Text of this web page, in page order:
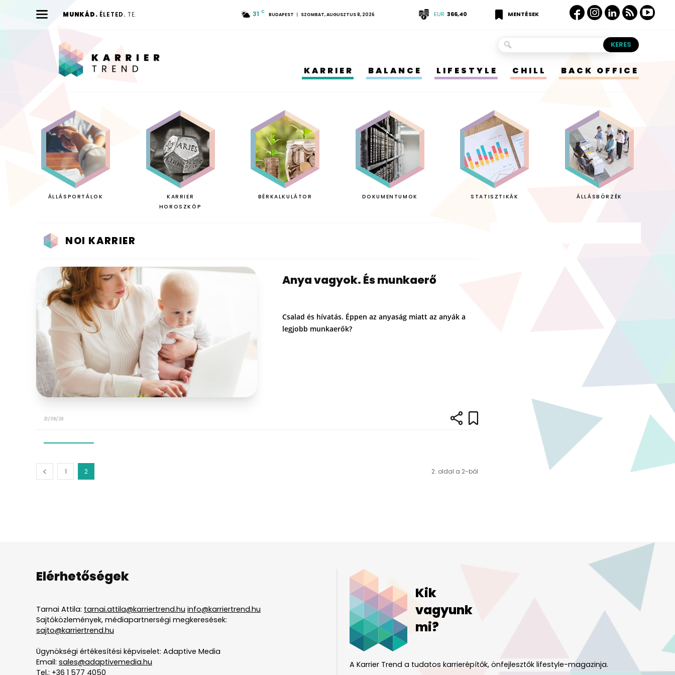
MUNKÁD. ÉLETED. TE. 31 C BUDAPEST SZOMBAT, AUGUSZTUS 8, 2026 EUR 366,40 MENTÉSEK
KARRIER BALANCE LIFESTYLE CHILL BACK OFFICE
ÁLLÁSPORTÁLOK
KARRIER
HOROSZKÓP
BÉRKALKULÁTOR DOKUMENTUMOK STATISZTIKÁK ÁLLÁSBÖRZÉK
NOI KARRIER
Anya vagyok. És munkaerő
Csalad és hívatás. Éppen az anyaság miatt az anyák a
legjobb munkaerők?
21/09/29
1 2 2. oldal a 2-ból
Elérhetőségek
Tarnai Attila: tarnai.attila@karriertrend.hu info@karriertrend.hu
Sajtóközlemények, médiapartnerségi megkeresések:
sajto@karriertrend.hu
Ügynökségi értékesítési képviselet: Adaptive Media
Email: sales@adaptivemedia.hu
Tel.: +36 1 577 4050
Kik
vagyunk
mi?
A Karrier Trend a tudatos karrierépítők, önfejlesztők lifestyle-magazinja.